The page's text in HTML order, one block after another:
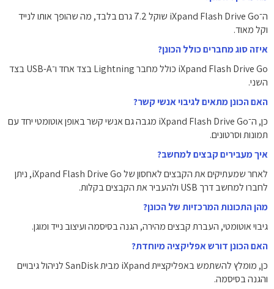
ה־iXpand Flash Drive Go שוקל ‎7.2 גרם בלבד, מה שהופך אותו לנייד
וקל מאוד.
איזה סוג מחברים כולל הכונן?
iXpand Flash Drive Go כולל מחבר Lightning בצד אחד ו־USB-A בצד
השני.
האם הכונן מתאים לגיבוי אנשי קשר?
כן, ה־iXpand Flash Drive Go מגבה גם אנשי קשר באופן אוטומטי יחד עם
תמונות וסרטונים.
איך מעבירים קבצים למחשב?
לאחר שמעתיקים את הקבצים לאחסון של iXpand Flash Drive Go, ניתן
לחברו למחשב דרך USB ולהעביר את הקבצים בקלות.
מהן התכונות המרכזיות של הכונן?
גיבוי אוטומטי, העברת קבצים מהירה, הגנה בסיסמה ועיצוב נייד ומוגן.
האם הכונן דורש אפליקציה מיוחדת?
כן, מומלץ להשתמש באפליקציית iXpand מבית SanDisk לניהול גיבויים
והגנה בסיסמה.